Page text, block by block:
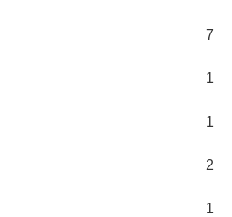
7
1
1
2
1